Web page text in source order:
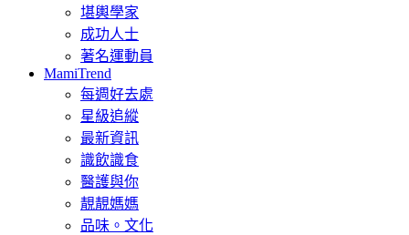
堪輿學家
成功人士
著名運動員
MamiTrend
每週好去處
星級追縱
最新資訊
識飲識食
醫護與你
靚靚媽媽
品味。文化